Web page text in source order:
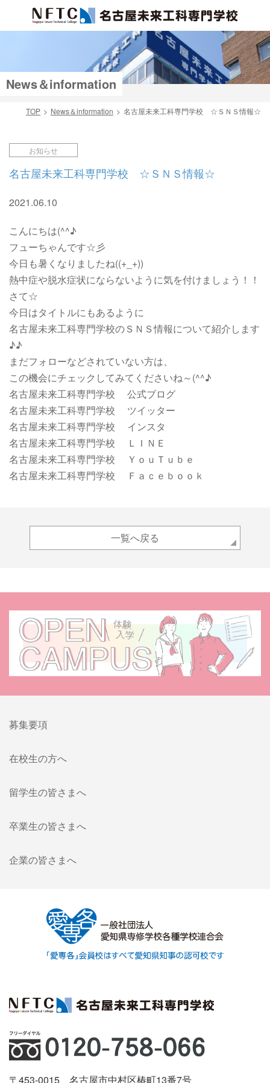
News＆information
TOP News＆information 名古屋未来工科専門学校 ☆ＳＮＳ情報☆
お知らせ
名古屋未来工科専門学校 ☆ＳＮＳ情報☆
2021.06.10
こんにちは(^^♪
フューちゃんです☆彡
今日も暑くなりましたね((+_+))
熱中症や脱水症状にならないように気を付けましょう！！
さて☆
今日はタイトルにもあるように
名古屋未来工科専門学校のＳＮＳ情報について紹介します
♪♪
まだフォローなどされていない方は、
この機会にチェックしてみてくださいね～(^^♪
名古屋未来工科専門学校 公式ブログ
名古屋未来工科専門学校 ツイッター
名古屋未来工科専門学校 インスタ
名古屋未来工科専門学校
ＬＩＮＥ
名古屋未来工科専門学校
ＹｏｕＴｕｂｅ
名古屋未来工科専門学校
Ｆａｃｅｂｏｏｋ
一覧へ戻る
募集要項
在校生の方へ
留学生の皆さまへ
卒業生の皆さまへ
企業の皆さまへ
〒453-0015 名古屋市中村区椿町13番7号